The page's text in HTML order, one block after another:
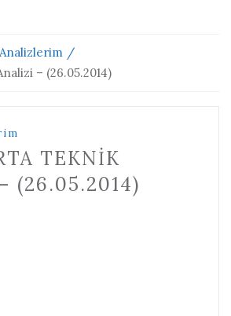
– (26.05.2014)
TEKNIK
(26.05.2014)